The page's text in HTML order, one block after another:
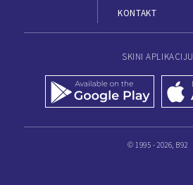
KONTAKT
SKINI APLIKACIJU
© 1995 - 2026, B92